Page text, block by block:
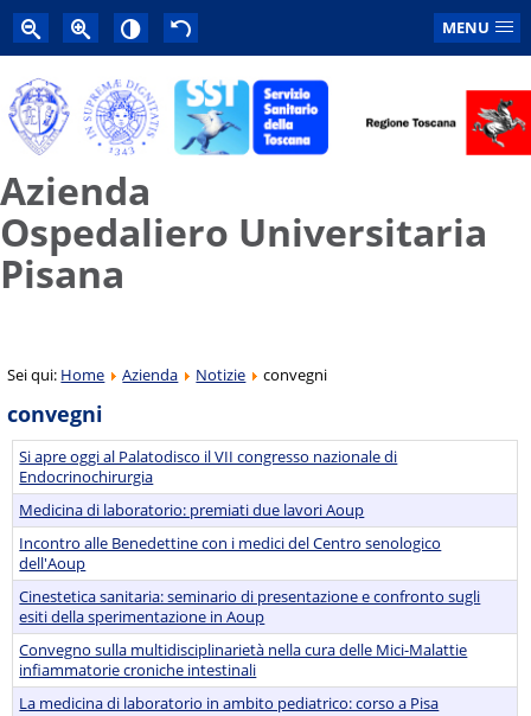
MENU
Azienda
Ospedaliero Universitaria
Pisana
Sei qui: Home Azienda Notizie convegni
convegni
Si apre oggi al Palatodisco il VII congresso nazionale di
Endocrinochirurgia
Medicina di laboratorio: premiati due lavori Aoup
Incontro alle Benedettine con i medici del Centro senologico
dell'Aoup
Cinestetica sanitaria: seminario di presentazione e confronto sugli
esiti della sperimentazione in Aoup
Convegno sulla multidisciplinarietà nella cura delle Mici-Malattie
infiammatorie croniche intestinali
La medicina di laboratorio in ambito pediatrico: corso a Pisa